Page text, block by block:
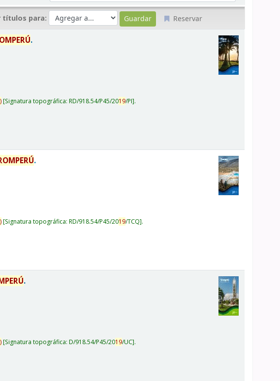
títulos para: Reservar
.
Signatura topográfica:RD/918.54/P45/2019/PI .
.
Signatura topográfica:RD/918.54/P45/2019/TCQ .
.
Signatura topográfica:D/918.54/P45/2019/UC .